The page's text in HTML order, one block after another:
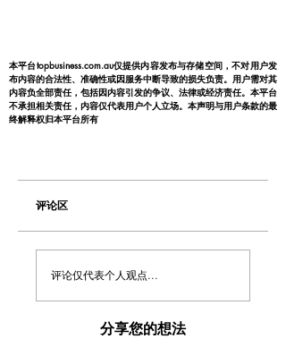
本平台topbusiness.com.au仅提供内容发布与存储空间，不对用户发
布内容的合法性、准确性或因服务中断导致的损失负责。用户需对其
内容负全部责任，包括因内容引发的争议、法律或经济责任。本平台
不承担相关责任，内容仅代表用户个人立场。本声明与用户条款的最
终解释权归本平台所有
评论区
评论仅代表个人观点...
分享您的想法